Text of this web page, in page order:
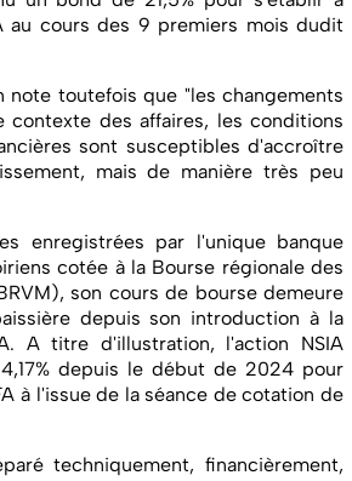
au cours des 9 premiers mois dudit
note toutefois que "les changements
contexte des affaires, les conditions
sont susceptibles d'accroître
mais de manière très peu
enregistrées par l'unique banque
cotée à la Bourse régionale des
son cours de bourse demeure
depuis son introduction à la
A titre d'illustration, l'action NSIA
depuis le début de 2024 pour
à l'issue de la séance de cotation de
techniquement, financièrement,